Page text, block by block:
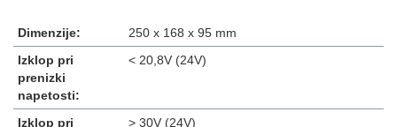
Dimenzije:
250 x 168 x 95 mm
Izklop pri
prenizki
napetosti:
< 20,8V (24V)
Izklop pri
> 30V (24V)